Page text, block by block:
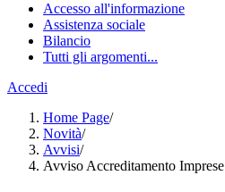
Accesso all'informazione
Assistenza sociale
Bilancio
Tutti gli argomenti...
Accedi
Home Page/
Novità/
Avvisi/
Avviso Accreditamento Imprese